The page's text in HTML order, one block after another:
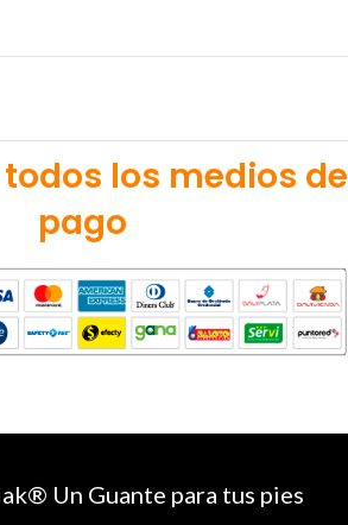
los medios de
pago
Un Guante para tus pies